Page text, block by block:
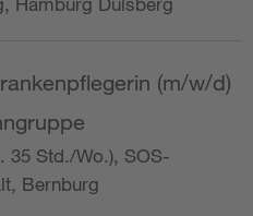
(m/w/d)
35 Std./Wo.), SOS-
Bernburg